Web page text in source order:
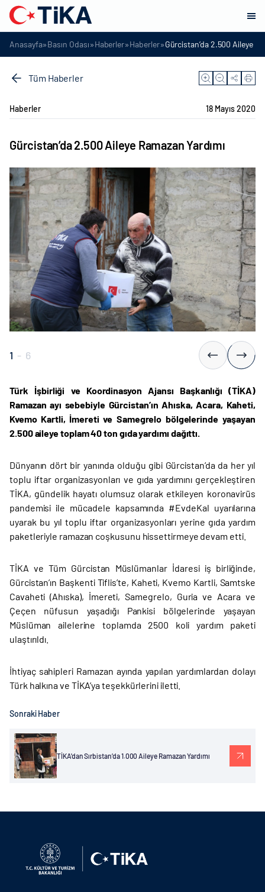
Anasayfa»Basın Odası»Haberler»Haberler»Gürcistan’da 2.500 Aileye
Tüm Haberler
Haberler 18 Mayıs 2020
Gürcistan’da 2.500 Aileye Ramazan Yardımı
1 - 6
Türk İşbirliği ve Koordinasyon Ajansı Başkanlığı (TİKA)
Ramazan ayı sebebiyle Gürcistan’ın Ahıska, Acara, Kaheti,
Kvemo Kartli, İmereti ve Samegrelo bölgelerinde yaşayan
2.500 aileye toplam 40 ton gıda yardımı dağıttı.
Dünyanın dört bir yanında olduğu gibi Gürcistan’da da her yıl
toplu iftar organizasyonları ve gıda yardımını gerçekleştiren
TİKA, gündelik hayatı olumsuz olarak etkileyen koronavirüs
pandemisi ile mücadele kapsamında #EvdeKal uyarılarına
uyarak bu yıl toplu iftar organizasyonları yerine gıda yardım
paketleriyle ramazan coşkusunu hissettirmeye devam etti.
TİKA ve Tüm Gürcistan Müslümanlar İdaresi iş birliğinde,
Gürcistan’ın Başkenti Tiflis’te, Kaheti, Kvemo Kartli, Samtske
Cavaheti (Ahıska), İmereti, Samegrelo, Guria ve Acara ve
Çeçen nüfusun yaşadığı Pankisi bölgelerinde yaşayan
Müslüman ailelerine toplamda 2500 koli yardım paketi
ulaştırıldı.
İhtiyaç sahipleri Ramazan ayında yapılan yardımlardan dolayı
Türk halkına ve TİKA’ya teşekkürlerini iletti.
Sonraki Haber
TİKA'dan Sırbistan’da 1.000 Aileye Ramazan Yardımı